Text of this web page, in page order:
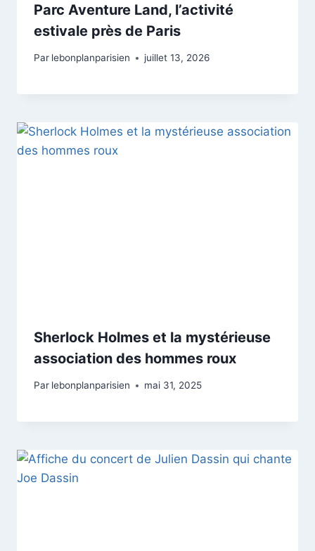
Parc Aventure Land, l’activité
estivale près de Paris
Par lebonplanparisien juillet 13, 2026
Sherlock Holmes et la mystérieuse
association des hommes roux
Par lebonplanparisien mai 31, 2025